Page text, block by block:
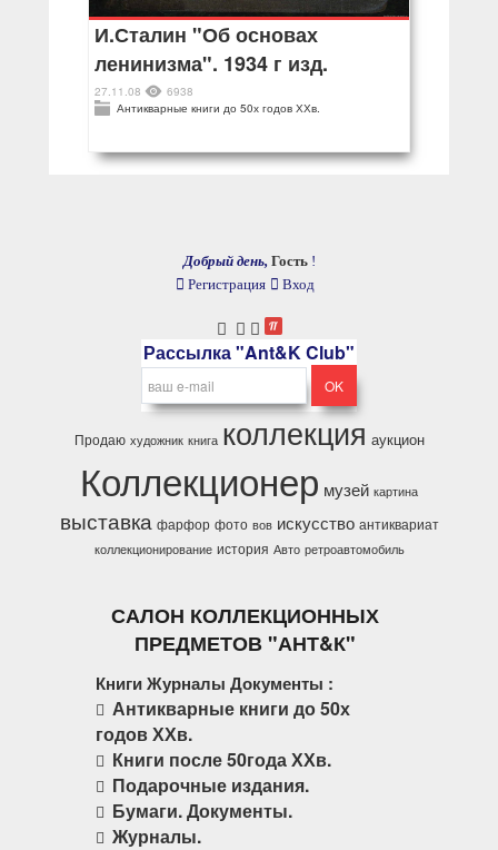
И.Сталин "Об основах
ленинизма". 1934 г изд.
27.11.08
6938
Антикварные книги до 50х годов ХХв.
Добрый день, Гость !
Регистрация
Вход
Рассылка "Ant&K Club"
Продаю художник книга коллекция аукцион
Коллекционер музей картина
выставка фарфор фото вов искусство антиквариат
коллекционирование история Авто ретроавтомобиль
САЛОН КОЛЛЕКЦИОННЫХ
ПРЕДМЕТОВ "АНТ&К"
Книги Журналы Документы :
Антикварные книги до 50х
годов ХХв.
Книги после 50года ХХв.
Подарочные издания.
Бумаги. Документы.
Журналы.